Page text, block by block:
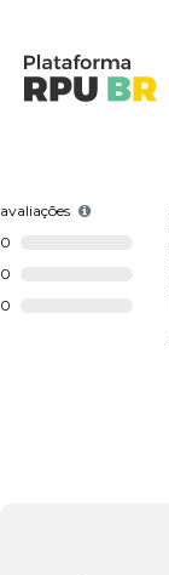
avaliações
0
0
0